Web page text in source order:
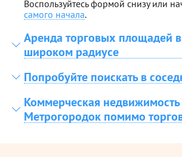
Воспользуйтесь формой снизу или
самого начала.
Аренда торговых площадей
широком радиусе
Попробуйте поискать в
Коммерческая
Метрогородок помимо